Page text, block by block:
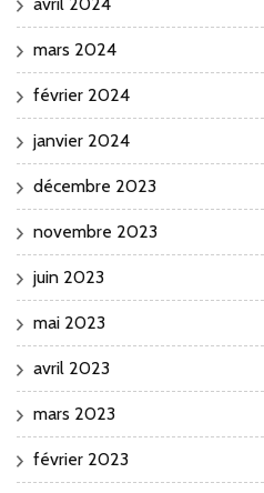
mars 2024
février 2024
janvier 2024
décembre 2023
novembre 2023
juin 2023
mai 2023
avril 2023
mars 2023
février 2023